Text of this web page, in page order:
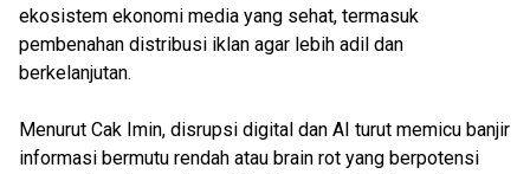
ekosistem ekonomi media yang sehat, termasuk
pembenahan distribusi iklan agar lebih adil dan
berkelanjutan.
Menurut Cak Imin, disrupsi digital dan AI turut memicu banjir
informasi bermutu rendah atau brain rot yang berpotensi